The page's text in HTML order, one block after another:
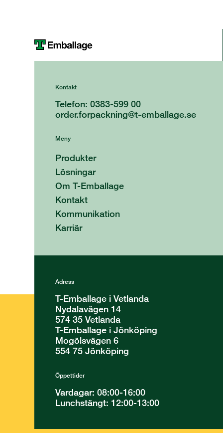
Kontakt
Telefon: 0383-599 00
order.forpackning@t-emballage.se
Meny
Produkter
Lösningar
Om T-Emballage
Kontakt
Kommunikation
Karriär
Adress
T-Emballage i Vetlanda
Nydalavägen 14
574 35 Vetlanda
T-Emballage i Jönköping
Mogölsvägen 6
554 75 Jönköping
Öppettider
Vardagar: 08:00-16:00
Lunchstängt: 12:00-13:00